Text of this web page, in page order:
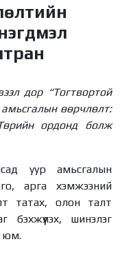
дор “Тогтвортой
өөрчлөлт:
ордонд болж
уур амьсгалын
арга хэмжээний
татах, олон талт
шинэлэг
юм.